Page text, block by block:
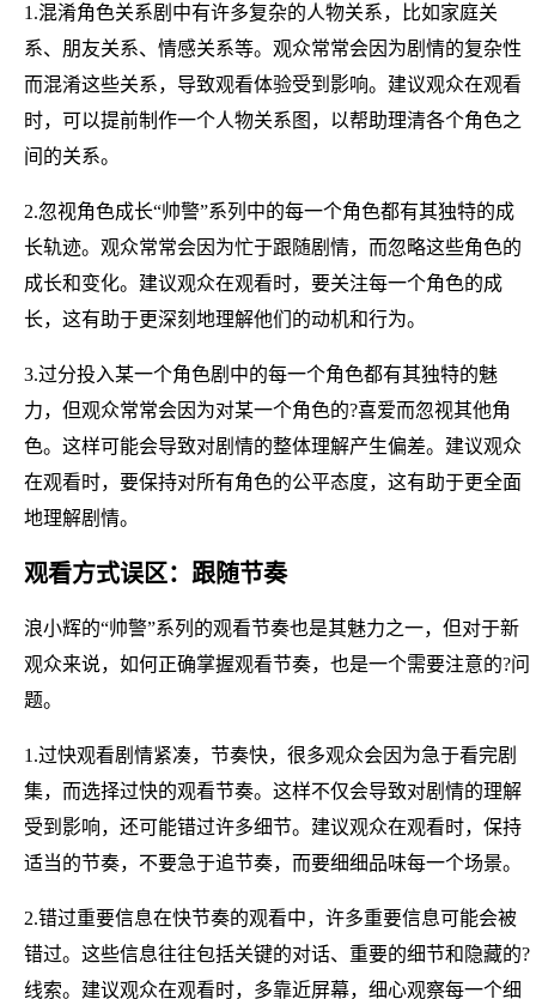
1.混淆角色关系剧中有许多复杂的人物关系，比如家庭关
系、朋友关系、情感关系等。观众常常会因为剧情的复杂性
而混淆这些关系，导致观看体验受到影响。建议观众在观看
时，可以提前制作一个人物关系图，以帮助理清各个角色之
间的关系。
2.忽视角色成长“帅警”系列中的每一个角色都有其独特的成
长轨迹。观众常常会因为忙于跟随剧情，而忽略这些角色的
成长和变化。建议观众在观看时，要关注每一个角色的成
长，这有助于更深刻地理解他们的动机和行为。
3.过分投入某一个角色剧中的每一个角色都有其独特的魅
力，但观众常常会因为对某一个角色的?喜爱而忽视其他角
色。这样可能会导致对剧情的整体理解产生偏差。建议观众
在观看时，要保持对所有角色的公平态度，这有助于更全面
地理解剧情。
观看方式误区：跟随节奏
浪小辉的“帅警”系列的观看节奏也是其魅力之一，但对于新
观众来说，如何正确掌握观看节奏，也是一个需要注意的?问
题。
1.过快观看剧情紧凑，节奏快，很多观众会因为急于看完剧
集，而选择过快的观看节奏。这样不仅会导致对剧情的理解
受到影响，还可能错过许多细节。建议观众在观看时，保持
适当的节奏，不要急于追节奏，而要细细品味每一个场景。
2.错过重要信息在快节奏的观看中，许多重要信息可能会被
错过。这些信息往往包括关键的对话、重要的细节和隐藏的?
线索。建议观众在观看时，多靠近屏幕，细心观察每一个细